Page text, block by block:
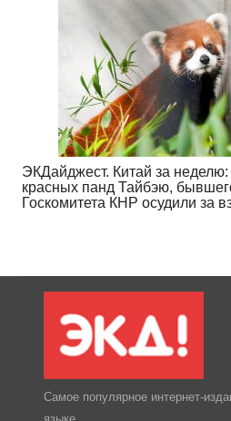
ЭКДайджест. Китай за
красных панд Тайбэю,
Госкомитета КНР осудили за
Самое популярное интернет-